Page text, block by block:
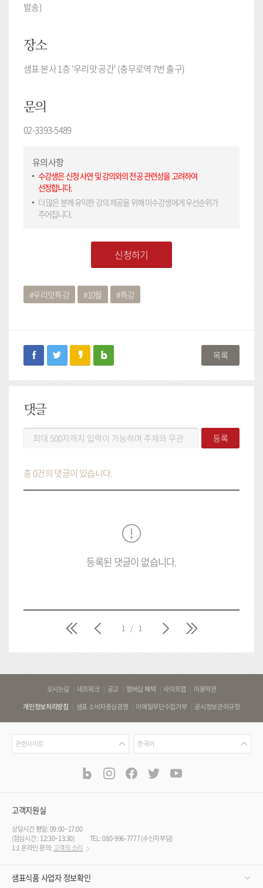
발송)
장소
샘표 본사 1층 '우리맛 공간' (충무로역 7번 출구)
문의
02-3393-5489
유의사항
수강생은 신청 사연 및 강의와의 전공 관련성을 고려하여
선정합니다.
더 많은 분께 유익한 강의 제공을 위해 미수강생에게 우선순위가
주어집니다.
신청하기
우리맛특강 10월 특강
facebooktwitterkakaostory
blog 목록
댓글
록
등록
총 0건의 댓글이 있습니다.
등록된 댓글이 없습니다.
처
음
1 / 1
막
오시는길 네트워크 공고 멤버십 혜택 사이트맵
이용약관
개인정보처리방침
샘표 소비자중심경영 이메일무단수집거부 공시정보관리규정
관
련
관련사이트
언
어
한국어
널
blog instagramfacebook
twitter
고객지원실
상담시간 평일: 09:00~17:00
(점심시간 : 12:30~13:30)
TEL: 080-996-7777 (수신자부담)
1:1 온라인 문의: 고객의 소리
샘표식품 사업자 정보확인